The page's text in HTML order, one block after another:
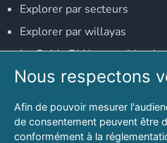
Explorer par secteurs
Explorer par willayas
Le Guide D'Alger, guide-
NOS RÉSEAUX SOCIAUX
Notre page Facebook
Notre page LinkedIn
Nous respectons
Afin de pouvoir mesurer
de consentement peuvent être
conformément à la